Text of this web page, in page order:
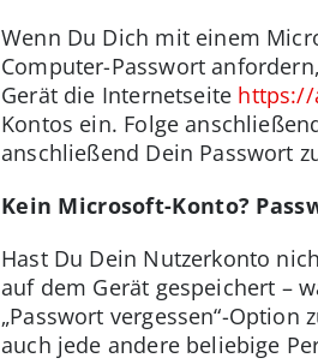
Wenn Du Dich mit einem
Computer-Passwort
Gerät die Internetseite https://
Kontos ein. Folge
anschließend Dein Passwort
Kein Microsoft-Konto?
Hast Du Dein Nutzerkonto
auf dem Gerät gespeichert –
„Passwort vergessen“-
auch jede andere beliebige